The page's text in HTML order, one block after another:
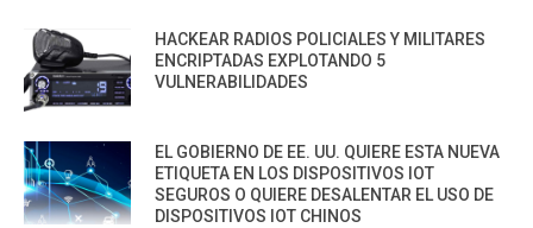
HACKEAR RADIOS POLICIALES Y MILITARES
ENCRIPTADAS EXPLOTANDO 5
VULNERABILIDADES
EL GOBIERNO DE EE. UU. QUIERE ESTA NUEVA
ETIQUETA EN LOS DISPOSITIVOS IOT
SEGUROS O QUIERE DESALENTAR EL USO DE
DISPOSITIVOS IOT CHINOS